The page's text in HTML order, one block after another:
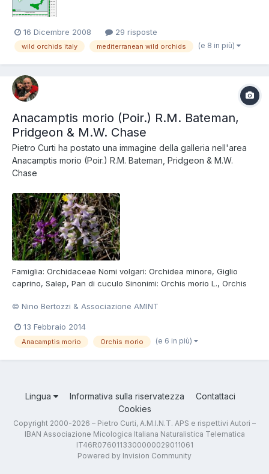
16 Dicembre 2008 29 risposte
wild orchids italy mediterranean wild orchids (e 8 in più)
Anacamptis morio (Poir.) R.M. Bateman,
Pridgeon & M.W. Chase
Pietro Curti ha postato una immagine della galleria nell'area
Anacamptis morio (Poir.) R.M. Bateman, Pridgeon & M.W.
Chase
Famiglia: Orchidaceae Nomi volgari: Orchidea minore, Giglio
caprino, Salep, Pan di cuculo Sinonimi: Orchis morio L., Orchis
Nino Bertozzi Consulta la scheda della Specie
© Nino Bertozzi & Associazione AMINT
13 Febbraio 2014
Anacamptis morio Orchis morio (e 6 in più)
Lingua Informativa sulla riservatezza
Contattaci
Cookies
Copyright 2000-2026 – Pietro Curti, A.M.I.N.T. APS e rispettivi Autori –
IBAN Associazione Micologica Italiana Naturalistica Telematica
IT46R0760113300000029011061
Powered by Invision Community